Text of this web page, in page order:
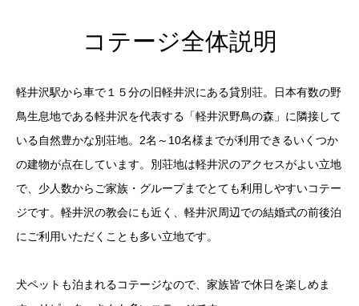
コテージ全体説明
軽井沢駅から車で１５分の旧軽井沢にある貸別荘。日本有数の野
鳥生息地である軽井沢を代表する「軽井沢野鳥の森」に隣接して
いる自然豊かな別荘地。2名～10名様までが利用できるいくつか
の建物が点在しています。 別荘地は軽井沢のアクセスがよい立地
で、少人数からご家族・グループまでとても利用しやすいコテー
ジです。軽井沢の教会にも近く、軽井沢周辺での結婚式の前後泊
にご利用いただくことも多い立地です。
犬ペットも泊まれるコテージなので、家族皆で休日を楽しめま